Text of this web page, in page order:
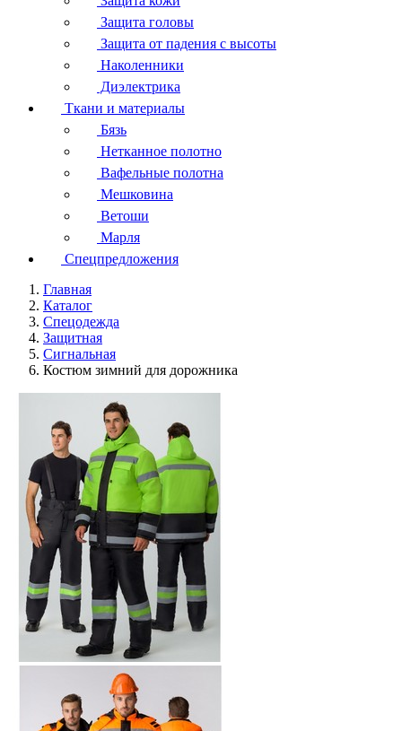
Защита головы
Защита от падения с высоты
Наколенники
Диэлектрика
Ткани и материалы
Бязь
Нетканное полотно
Вафельные полотна
Мешковина
Ветоши
Марля
Спецпредложения
Главная
Каталог
Спецодежда
Защитная
Сигнальная
Костюм зимний для дорожника